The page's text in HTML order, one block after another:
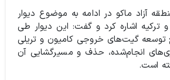
آزاد ماکو در ادامه به موضوع دیوار
ترکیه اشاره کرد و گفت: این دیوار طی
توسعه گیت‌های خروجی کامیون و تریلی
انجام‌شده، حذف و مسیرگشایی آن
است.